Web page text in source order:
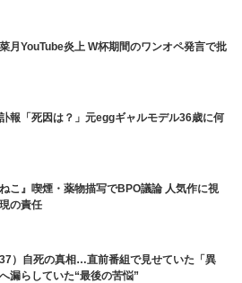
月YouTube炎上 W杯期間のワンオペ発言で批
報「死因は？」元eggギャルモデル36歳に何
こ』喫煙・薬物描写でBPO議論 人気作に視
の責任
）自死の真相…直前番組で見せていた「異
漏らしていた“最後の苦悩”